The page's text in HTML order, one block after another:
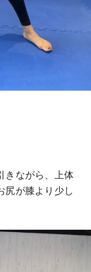
きながら、上体
尻が膝より少し